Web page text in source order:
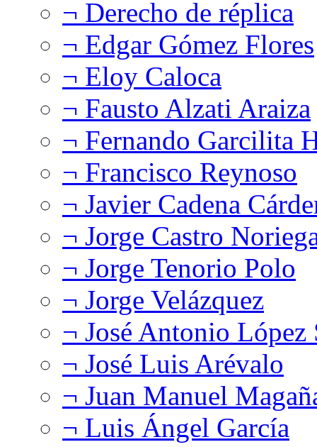
¬ Derecho de réplica
¬ Edgar Gómez Flores
¬ Eloy Caloca
¬ Fausto Alzati Araiza
¬ Fernando Garcilita
¬ Francisco Reynoso
¬ Javier Cadena
¬ Jorge Castro
¬ Jorge Tenorio Polo
¬ Jorge Velázquez
¬ José Antonio López
¬ José Luis Arévalo
¬ Juan Manuel
¬ Luis Ángel García